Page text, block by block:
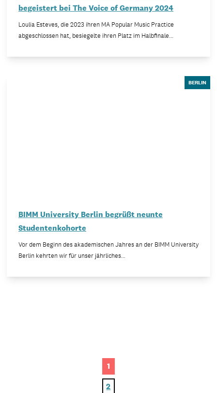
begeistert bei The Voice of Germany 2024
Loulia Esteves, die 2023 ihren MA Popular Music Practice
abgeschlossen hat, besiegelte ihren Platz im Halbfinale…
BERLIN
BIMM University Berlin begrüßt neunte
Studentenkohorte
Vor dem Beginn des akademischen Jahres an der BIMM University
Berlin kehrten wir für unser jährliches…
1
2